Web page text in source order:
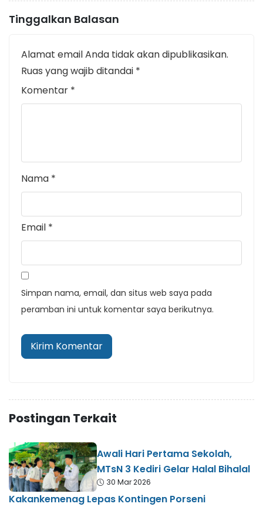
Tinggalkan Balasan
Alamat email Anda tidak akan dipublikasikan.
Ruas yang wajib ditandai *
Komentar *
Nama *
Email *
Simpan nama, email, dan situs web saya pada
peramban ini untuk komentar saya berikutnya.
Postingan Terkait
Awali Hari Pertama Sekolah,
MTsN 3 Kediri Gelar Halal Bihalal
30 Mar 2026
Kakankemenag Lepas Kontingen Porseni